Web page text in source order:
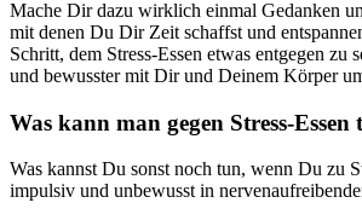
Mache Dir dazu wirklich einmal Gedanken
mit denen Du Dir Zeit schaffst und
Schritt, dem Stress-Essen etwas entgegen zu
und bewusster mit Dir und Deinem Körper
Was kann man gegen Stress-Essen
Was kannst Du sonst noch tun, wenn Du zu
impulsiv und unbewusst in